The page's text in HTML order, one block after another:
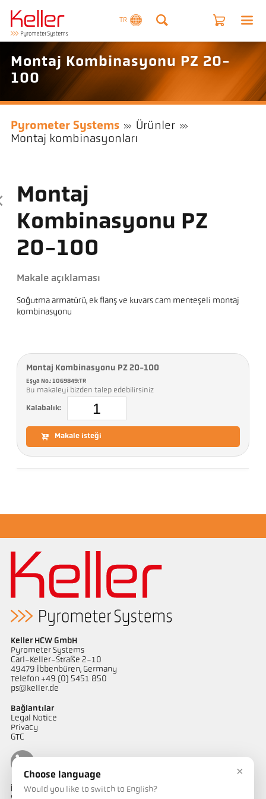
TR
Montaj Kombinasyonu PZ 20-
100
Pyrometer Systems
Ürünler
Montaj kombinasyonları
Montaj
Kombinasyonu PZ
20-100
Makale açıklaması
Soğutma armatürü, ek flanş ve kuvars cam menteşeli montaj
kombinasyonu
Montaj Kombinasyonu PZ 20-100
Eşya No.: 1069849:TR
Bu makaleyi bizden talep edebilirsiniz
Kalabalık:
Makale isteği
Keller HCW GmbH
Pyrometer Systems
Carl-Keller-Straße 2-10
49479 Ibbenbüren, Germany
Telefon +49 (0) 5451 850
ps@keller.de
Bağlantılar
Legal Notice
Privacy
GTC
İletişim
×
Choose language
Would you like to switch to English?